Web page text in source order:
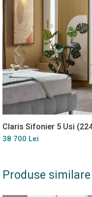
Claris Sifonier 5 Usi
38 700 Lei
Produse similare